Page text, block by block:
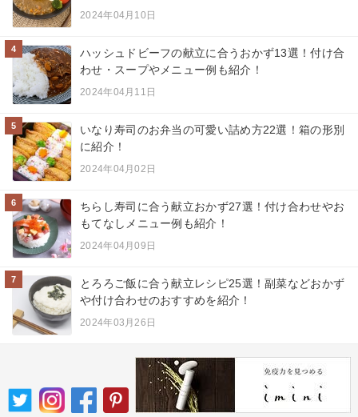
2024年04月10日
4
ハッシュドビーフの献立に合うおかず13選！付け合
わせ・スープやメニュー例も紹介！
2024年04月11日
5
いなり寿司のお弁当の可愛い詰め方22選！箱の形別
に紹介！
2024年04月02日
6
ちらし寿司に合う献立おかず27選！付け合わせやお
もてなしメニュー例も紹介！
2024年04月09日
7
とろろご飯に合う献立レシピ25選！副菜などおかず
や付け合わせのおすすめを紹介！
2024年03月26日